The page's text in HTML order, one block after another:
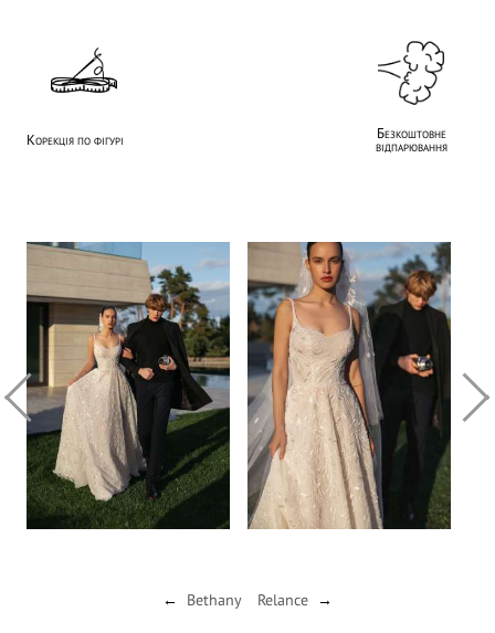
Корекція по фігурі Безкоштовне
відпарювання
← Bethany Relance →